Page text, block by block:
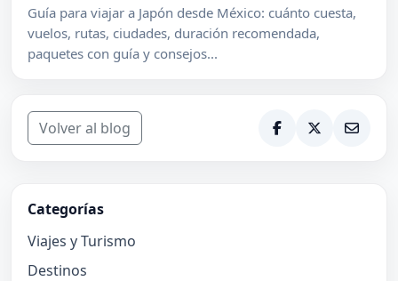
Guía para viajar a Japón desde México: cuánto cuesta,
vuelos, rutas, ciudades, duración recomendada,
paquetes con guía y consejos...
Volver al blog
Categorías
Viajes y Turismo
Destinos